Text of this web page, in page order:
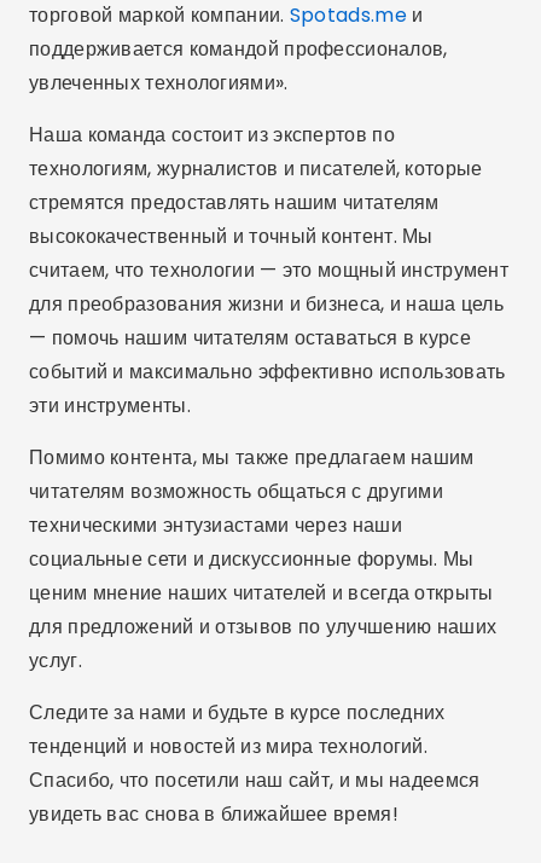
торговой маркой компании. Spotads.meи
поддерживается командой профессионалов,
увлеченных технологиями».
Наша команда состоит из экспертов по
технологиям, журналистов и писателей, которые
стремятся предоставлять нашим читателям
высококачественный и точный контент. Мы
считаем, что технологии — это мощный инструмент
для преобразования жизни и бизнеса, и наша цель
— помочь нашим читателям оставаться в курсе
событий и максимально эффективно использовать
эти инструменты.
Помимо контента, мы также предлагаем нашим
читателям возможность общаться с другими
техническими энтузиастами через наши
социальные сети и дискуссионные форумы. Мы
ценим мнение наших читателей и всегда открыты
для предложений и отзывов по улучшению наших
услуг.
Следите за нами и будьте в курсе последних
тенденций и новостей из мира технологий.
Спасибо, что посетили наш сайт, и мы надеемся
увидеть вас снова в ближайшее время!